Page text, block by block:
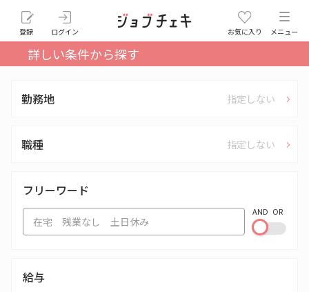
登録 ログイン お気に入り メニュー
詳しい条件から探す
勤務地 指定しない
職種 指定しない
フリーワード
AND OR
給与